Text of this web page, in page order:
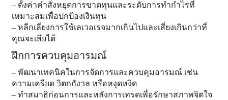
– ตั้งค่าคำสั่งหยุดการขาดทุนและระดับการทำกำไรที่
เหมาะสมเพื่อปกป้องเงินทุน
– หลีกเลี่ยงการใช้เลเวอเรจมากเกินไปและเสี่ยงเกินกว่าที่
คุณจะเสียได้
ฝึกการควบคุมอารมณ์
– พัฒนาเทคนิคในการจัดการและควบคุมอารมณ์ เช่น
ความเครียด วิตกกังวล หรือหงุดหงิด
– ทำสมาธิก่อนการและหลังการเทรดเพื่อรักษาสภาพจิตใจ